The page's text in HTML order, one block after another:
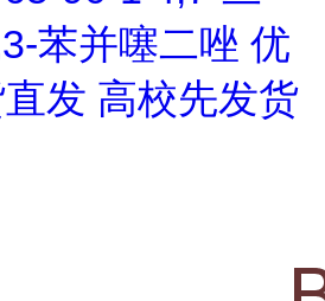
苯并噻二唑 优
发 高校先发货